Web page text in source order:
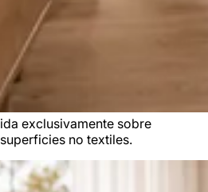
exclusivamente sobre
no textiles.